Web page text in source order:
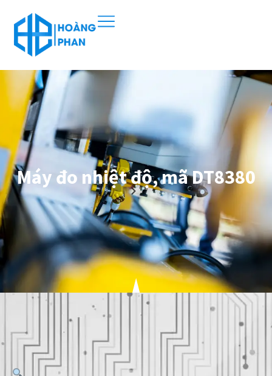
Máy đo nhiệt độ, mã DT8380